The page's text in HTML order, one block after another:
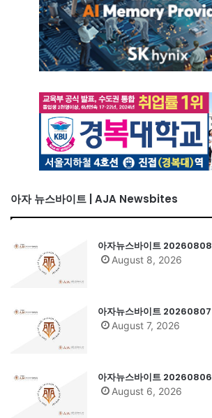
아자 뉴스바이트 | AJA Newsbites
아자뉴스바이트 20260808
August 8, 2026
아자뉴스바이트 20260807
August 7, 2026
아자뉴스바이트 20260806
August 6, 2026